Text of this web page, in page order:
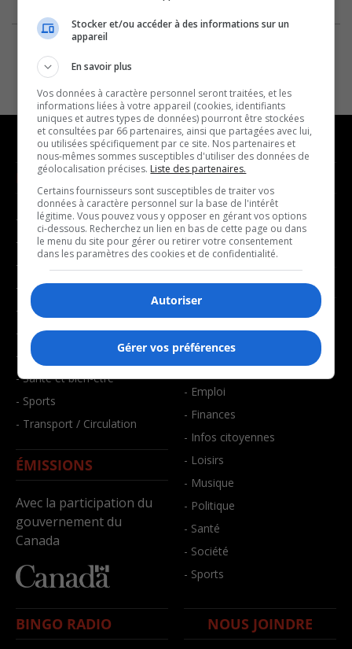
NOUVELLES
- Affaires municipales
- Communauté / Social
- Culture
- Économie
- Éducation
- Environnement
- Faits divers
- Santé et bien-être
- Sports
- Transport / Circulation
ÉMISSIONS
Avec la participation du
gouvernement du
Canada
MUSIQUE
- Décompte franco
- Joué récemment
BALADOS
- Art de vivre
- Bien-être
- Emploi
- Finances
- Infos citoyennes
- Loisirs
- Musique
- Politique
- Santé
- Société
- Sports
BINGO RADIO NOUS JOINDRE
Stocker et/ou accéder à des informations sur un
appareil
En savoir plus
Vos données à caractère personnel seront traitées, et les
informations liées à votre appareil (cookies, identifiants
uniques et autres types de données) pourront être stockées
et consultées par 66 partenaires, ainsi que partagées avec lui,
ou utilisées spécifiquement par ce site. Nos partenaires et
nous-mêmes sommes susceptibles d'utiliser des données de
géolocalisation précises. Liste des partenaires.
Certains fournisseurs sont susceptibles de traiter vos
données à caractère personnel sur la base de l'intérêt
légitime. Vous pouvez vous y opposer en gérant vos options
ci-dessous. Recherchez un lien en bas de cette page ou dans
le menu du site pour gérer ou retirer votre consentement
dans les paramètres des cookies et de confidentialité.
Autoriser
Gérer vos préférences